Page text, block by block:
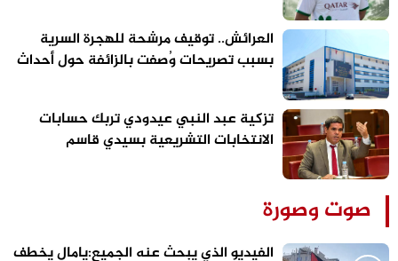
العرائش.. توقيف مرشحة للهجرة السرية
بسبب تصريحات وُصفت بالزائفة حول أحداث
تزكية عبد النبي عيدودي تربك حسابات
الانتخابات التشريعية بسيدي قاسم
صوت وصورة
الفيديو الذي يبحث عنه الجميع:يامال يخطف